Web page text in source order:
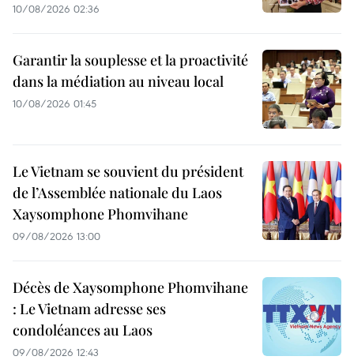
10/08/2026 02:36
Garantir la souplesse et la proactivité
dans la médiation au niveau local
10/08/2026 01:45
Le Vietnam se souvient du président
de l’Assemblée nationale du Laos
Xaysomphone Phomvihane
09/08/2026 13:00
Décès de Xaysomphone Phomvihane
: Le Vietnam adresse ses
condoléances au Laos
09/08/2026 12:43